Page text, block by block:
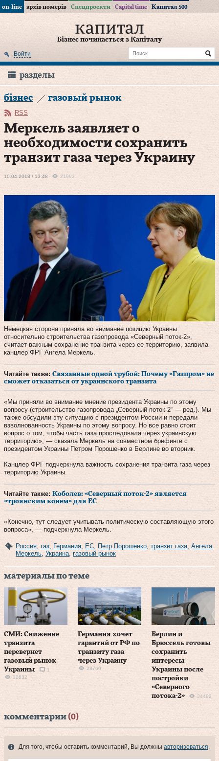
on-line архів номерів Спецпроекти Capital time Капитал 500
Бізнес починається з Капіталу
Войти
разделы
бізнес газовый рынок
RSS
Меркель заявляет о
необходимости сохранить
транзит газа через Украину
10.04.2018 / 13:48 21993
Немецкая сторона приняла во внимание позицию Украины
относительно строительства газопровода «Северный поток-2»,
считает важным сохранение транзита через ее территорию, заявила
канцлер ФРГ Ангела Меркель.
Читайте также: Связанные одной трубой: Почему «Газпром» не
сможет отказаться от украинского транзита
«Мы приняли во внимание мнение президента Украины по этому
вопросу (строительство газопровода „Северный поток-2“ — ред.). Мы
также обсудили эту ситуацию с президентом России и передали
взволнованность Украины по этому вопросу. Но все равно стоит
вопрос о том, чтобы часть газа проследовала через украинскую
территорию», — сказала Меркель на совместном брифинге с
президентом Украины Петром Порошенко в Берлине во вторник.
Канцлер ФРГ подчеркнула важность сохранения транзита газа через
территорию Украины.
Читайте также: Коболев: «Северный поток-2» является
«троянским конем» для ЕС
«Конечно, тут следует учитывать политическую составляющую этого
вопроса», — подчеркнула Меркель.
Россия газ Германия ЕС Петр Порошенко транзит газа Ангела
Меркель Украина газовый рынок
материалы по теме
СМИ: Снижение
транзита
перевернет
газовый рынок
Украины
1
32632
Германия хочет
гарантий от РФ по
транзиту газа
через Украину
28760
Берлин и
Брюссель готовы
сохранить
интересы
Украины после
постройки
«Северного
потока-2»
34482
комментарии (0)
Для того, чтобы оставить комментарий, Вы должны авторизоваться.